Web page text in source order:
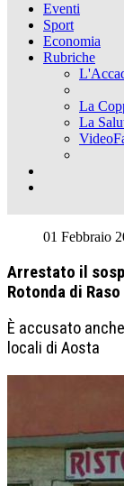
Eventi
Sport
Economia
Rubriche
La
La
01 Febbraio
Arrestato il
Rotonda di Raso
È accusato
locali di Aosta